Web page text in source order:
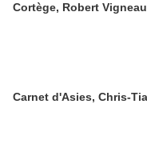
Cortège, Robert
Carnet d'Asies, Chris-